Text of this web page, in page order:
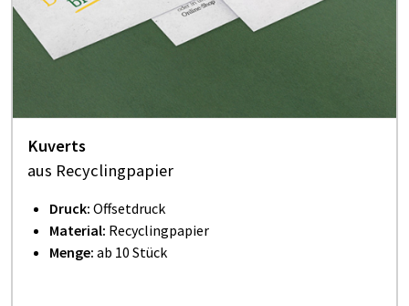
Kuverts
aus Recyclingpapier
Druck: Offsetdruck
Material: Recyclingpapier
Menge: ab 10 Stück